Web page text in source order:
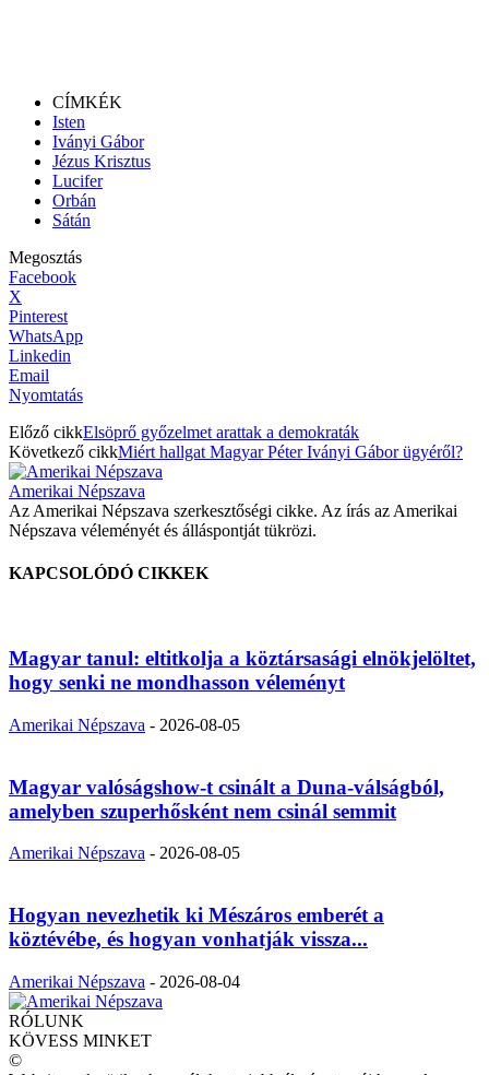
CÍMKÉK
Isten
Iványi Gábor
Jézus Krisztus
Lucifer
Orbán
Sátán
Megosztás
Facebook
X
Pinterest
WhatsApp
Linkedin
Email
Nyomtatás
Előző cikkElsöprő győzelmet arattak a demokraták
Következő cikkMiért hallgat Magyar Péter Iványi Gábor ügyéről?
Amerikai Népszava
Az Amerikai Népszava szerkesztőségi cikke. Az írás az Amerikai
Népszava véleményét és álláspontját tükrözi.
KAPCSOLÓDÓ CIKKEK
Magyar tanul: eltitkolja a köztársasági elnökjelöltet,
hogy senki ne mondhasson véleményt
Amerikai Népszava - 2026-08-05
Magyar valóságshow-t csinált a Duna-válságból,
amelyben szuperhősként nem csinál semmit
Amerikai Népszava - 2026-08-05
Hogyan nevezhetik ki Mészáros emberét a
köztévébe, és hogyan vonhatják vissza...
Amerikai Népszava - 2026-08-04
RÓLUNK
KÖVESS MINKET
©